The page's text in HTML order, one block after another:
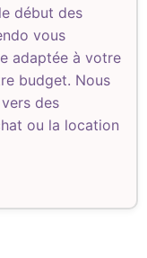
début des
vous
adaptée à votre
budget. Nous
des
ou la location